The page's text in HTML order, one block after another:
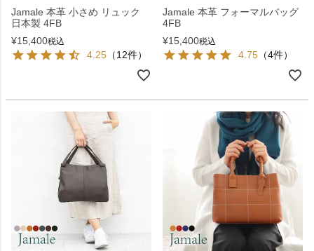
Jamale 本革 小さめ リュック
日本製 4FB
¥15,400税込
4.25 （12件）
Jamale 本革 フォーマルバッグ
4FB
¥15,400税込
4.75 （4件）